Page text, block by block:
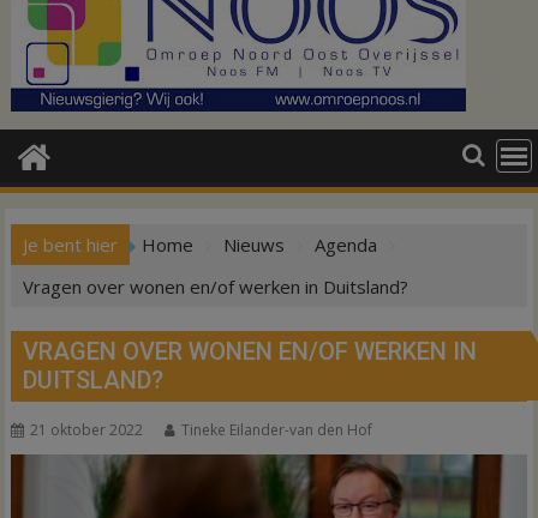
Je bent hier Home Nieuws
Agenda
Vragen over wonen en/of werken in Duitsland?
VRAGEN OVER WONEN EN/OF WERKEN IN
DUITSLAND?
21 oktober 2022 Tineke Eilander-van den Hof